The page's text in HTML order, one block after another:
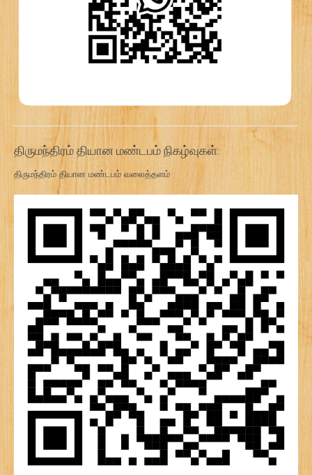
திருமந்திரம் தியான மண்டபம் நிகழ்வுகள்:
திருமந்திரம் தியான மண்டபம் வலைத்தளம்